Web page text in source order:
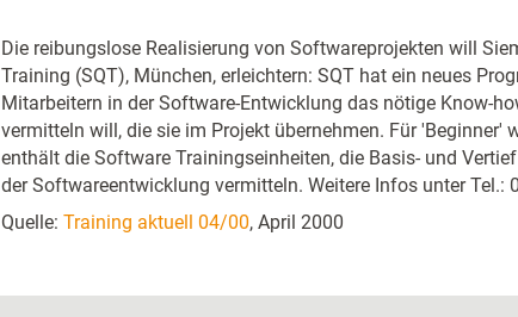
Die reibungslose Realisierung von Softwareprojekten will
Training (SQT), München, erleichtern: SQT hat ein neues
Mitarbeitern in der Software-Entwicklung das nötige Know-
vermitteln will, die sie im Projekt übernehmen. Für 'Beginner'
enthält die Software Trainingseinheiten, die Basis- und
der Softwareentwicklung vermitteln. Weitere Infos unter Tel.:
Quelle: Training aktuell 04/00, April 2000